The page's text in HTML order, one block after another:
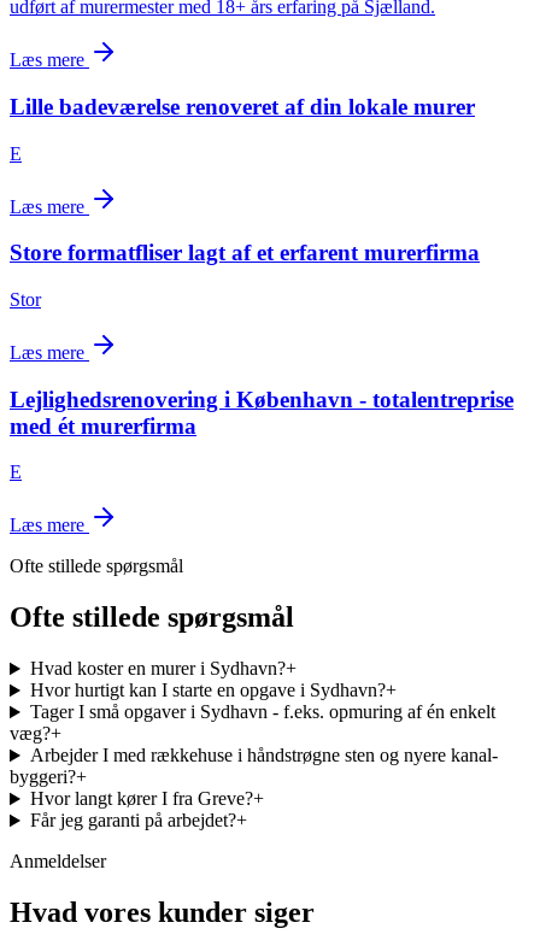
udført af murermester med 18+ års erfaring på Sjælland.
Læs mere
Lille badeværelse renoveret af din lokale murer
E
Læs mere
Store formatfliser lagt af et erfarent murerfirma
Stor
Læs mere
Lejlighedsrenovering i København - totalentreprise
med ét murerfirma
E
Læs mere
Ofte stillede spørgsmål
Ofte stillede spørgsmål
Hvad koster en murer i Sydhavn?+
Hvor hurtigt kan I starte en opgave i Sydhavn?+
Tager I små opgaver i Sydhavn - f.eks. opmuring af én enkelt
væg?+
Arbejder I med rækkehuse i håndstrøgne sten og nyere kanal-
byggeri?+
Hvor langt kører I fra Greve?+
Får jeg garanti på arbejdet?+
Anmeldelser
Hvad vores kunder siger